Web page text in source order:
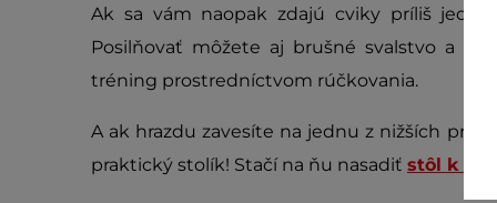
Ak sa vám naopak zdajú cviky príliš
Posilňovať môžete aj brušné svalstvo a
tréning prostredníctvom rúčkovania.
A ak hrazdu zavesíte na jednu z nižších
praktický stolík! Stačí na ňu nasadiť stôl k